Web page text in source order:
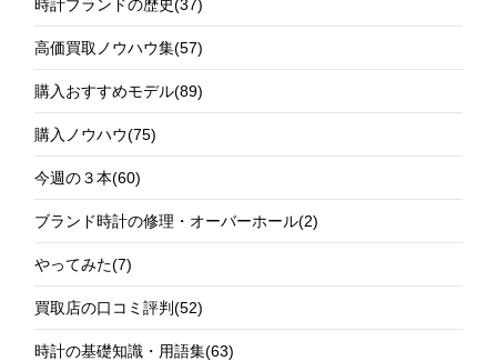
時計ブランドの歴史(37)
高価買取ノウハウ集(57)
購入おすすめモデル(89)
購入ノウハウ(75)
今週の３本(60)
ブランド時計の修理・オーバーホール(2)
やってみた(7)
買取店の口コミ評判(52)
時計の基礎知識・用語集(63)